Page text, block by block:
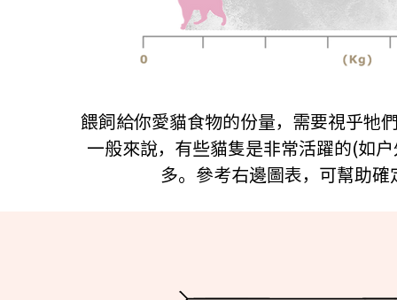
餵飼給你愛貓食物的份量，需要視乎牠
一般來說，有些貓隻是非常活躍的(如
多。參考右邊圖表，可幫助